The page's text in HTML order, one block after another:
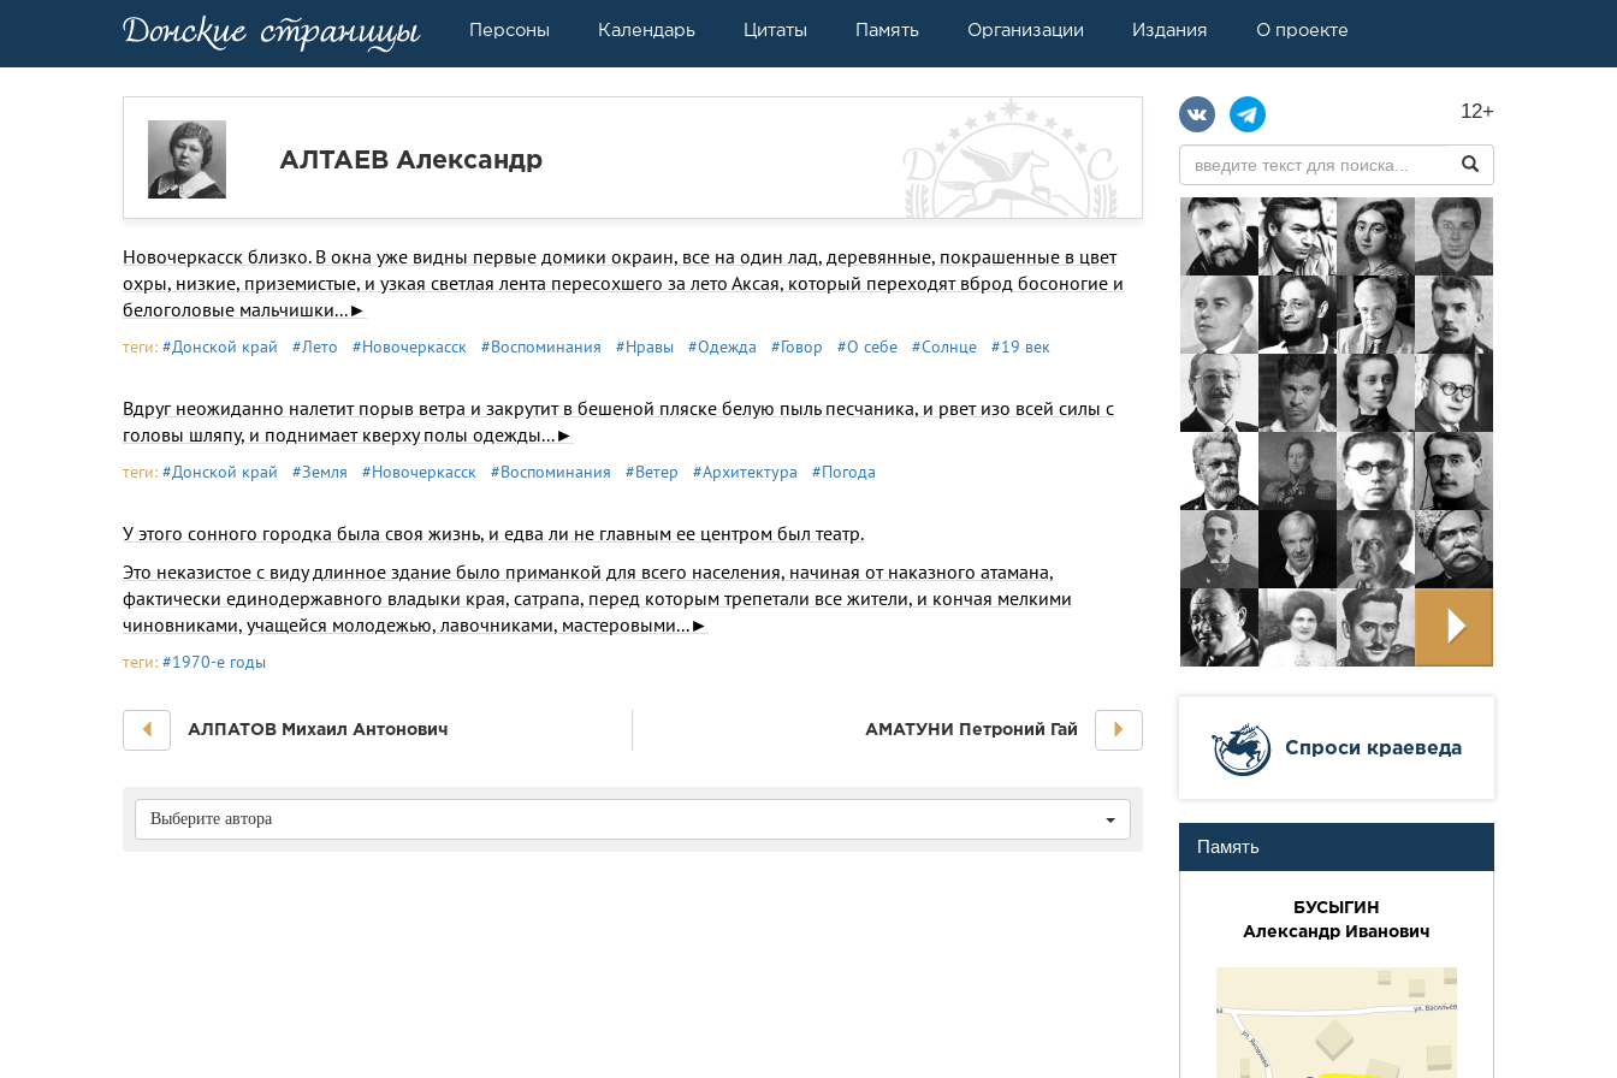
Персоны Календарь Цитаты Память Организации Издания О проекте
АЛТАЕВ Александр
Новочеркасск близко. В окна уже видны первые до­мики окраин, все на один лад, деревянные, покрашенные в цвет
охры, низкие, приземистые, и узкая светлая лента пересохшего за лето Аксая, который переходят вброд босоногие и
белоголовые мальчишки...►
теги: #Донской край #Лето #Новочеркасск #Воспоминания #Нравы #Одежда #Говор #О себе #Солнце #19 век
Вдруг неожиданно налетит порыв ветра и закрутит в бешеной пляске белую пыль песчаника, и рвет изо всей силы с
головы шляпу, и поднимает кверху полы одежды...►
теги: #Донской край #Земля #Новочеркасск #Воспоминания #Ветер #Архитектура #Погода
У этого сонного городка была своя жизнь, и едва ли не главным ее центром был театр.
Это неказистое с виду длинное здание было приман­кой для всего населения, начиная от наказного атамана,
фактически единодержавного владыки края, сатрапа, пе­ред которым трепетали все жители, и кончая мелкими
чиновниками, учащейся молодежью, лавочниками, мастеровыми...►
теги: #1970-е годы
АЛПАТОВ Михаил Антонович АМАТУНИ Петроний Гай
Выберите автора
12+
Cпроси краеведа
Память
БУСЫГИН
Александр Иванович